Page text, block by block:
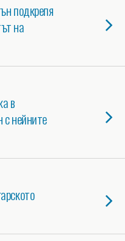
подкрепя
на
в
нейните